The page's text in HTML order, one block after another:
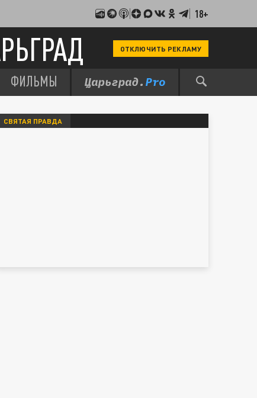
18+
ОТКЛЮЧИТЬ РЕКЛАМУ
ФИЛЬМЫ
СВЯТАЯ ПРАВДА